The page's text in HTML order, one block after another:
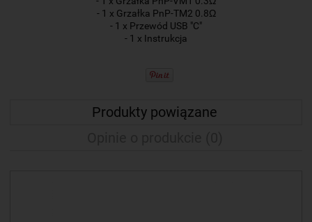
- 1 x Grzałka PnP-TM2 0.8Ω
- 1 x Przewód USB "C"
- 1 x Instrukcja
Produkty powiązane